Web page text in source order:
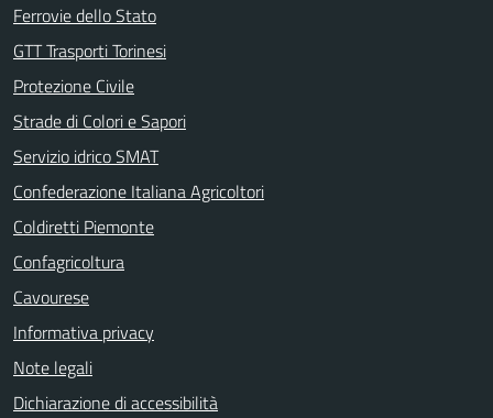
Ferrovie dello Stato
GTT Trasporti Torinesi
Protezione Civile
Strade di Colori e Sapori
Servizio idrico SMAT
Confederazione Italiana Agricoltori
Coldiretti Piemonte
Confagricoltura
Cavourese
Informativa privacy
Note legali
Dichiarazione di accessibilità